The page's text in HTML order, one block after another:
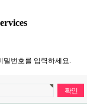
밀번호를 입력하세요.